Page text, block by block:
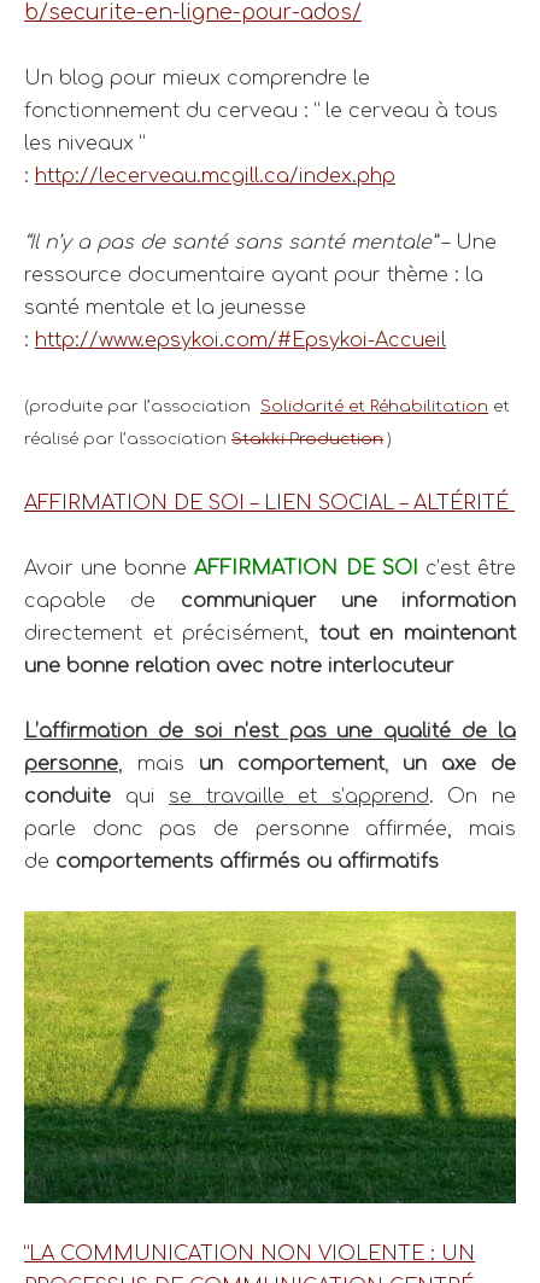
b/securite-en-ligne-pour-ados/
Un blog pour mieux comprendre le
fonctionnement du cerveau : ” le cerveau à tous
les niveaux ”
: http://lecerveau.mcgill.ca/index.php
“Il n’y a pas de santé sans santé mentale”– Une
ressource documentaire ayant pour thème : la
santé mentale et la jeunesse
: http://www.epsykoi.com/#Epsykoi-Accueil
(produite par l’association Solidarité et Réhabilitation et
réalisé par l’association Stakki Production )
AFFIRMATION DE SOI – LIEN SOCIAL – ALTÉRITÉ
Avoir une bonneAFFIRMATION DE SOI c’est être
capable de communiquer une information
directement et précisément, tout en maintenant
une bonne relation avec notre interlocuteur
L’affirmation de soi n’est pas une qualité de la
personne, mais un comportement, un axe de
conduite qui se travaille et s’apprend. On ne
parle donc pas de personne affirmée, mais
de comportements affirmés ou affirmatifs
“LA COMMUNICATION NON VIOLENTE : UN